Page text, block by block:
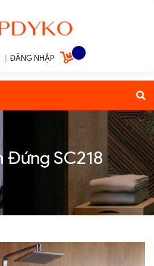
ĐĂNG NHẬP
Đứng SC218